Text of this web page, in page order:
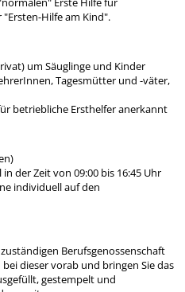
"Ersten-Hilfe am Kind".
um Säuglinge und Kinder
Tagesmütter und -väter,
betriebliche Ersthelfer anerkannt
der Zeit von 09:00 bis 16:45 Uhr
individuell auf den
Berufsgenossenschaft
dieser vorab und bringen Sie das
gestempelt und